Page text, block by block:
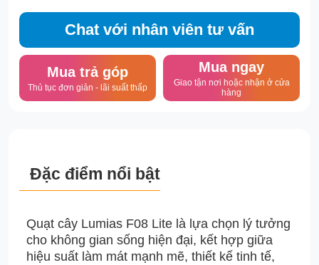
Chat với nhân viên tư vấn
Mua trả góp
Thủ tục đơn giản - lãi suất thấp
Mua ngay
Giao tận nơi hoặc nhận ở cửa
hàng
Đặc điểm nổi bật
Quạt cây Lumias F08 Lite là lựa chọn lý tưởng
cho không gian sống hiện đại, kết hợp giữa
hiệu suất làm mát mạnh mẽ, thiết kế tinh tế,